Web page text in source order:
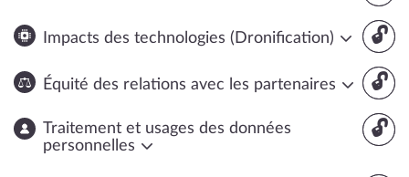
🔓
Impacts des technologies (Dronification)
🔓
Équité des relations avec les partenaires
🔓
Traitement et usages des données
personnelles